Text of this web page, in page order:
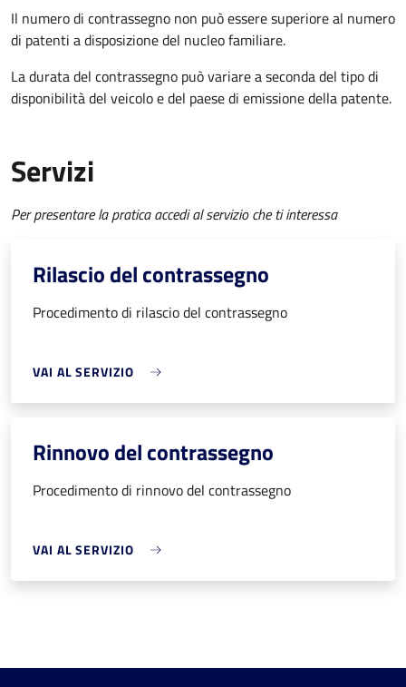
Il numero di contrassegno non può essere superiore al numero
di patenti a disposizione del nucleo familiare.
La durata del contrassegno può variare a seconda del tipo di
disponibilità del veicolo e del paese di emissione della patente.
Servizi
Per presentare la pratica accedi al servizio che ti interessa
Rilascio del contrassegno
Procedimento di rilascio del contrassegno
VAI AL SERVIZIO
Rinnovo del contrassegno
Procedimento di rinnovo del contrassegno
VAI AL SERVIZIO